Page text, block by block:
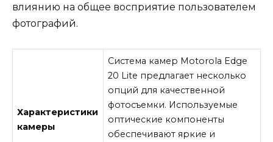
влиянию на общее восприятие пользователем
фотографий.
Характеристики
камеры
Система камер Motorola Edge
20 Lite предлагает несколько
опций для качественной
фотосъемки. Используемые
оптические компоненты
обеспечивают яркие и